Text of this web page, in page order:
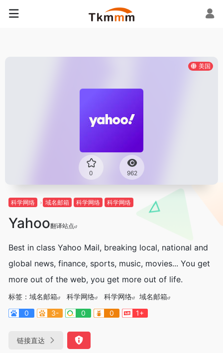
美国
0 962
科学网络 域名邮箱 科学网络 科学网络
Yahoo翻译站点
Best in class Yahoo Mail, breaking local, national and
global news, finance, sports, music, movies... You get
more out of the web, you get more out of life.
标签： 域名邮箱 科学网络 科学网络
域名邮箱
0
3- 0 0 1+
链接直达